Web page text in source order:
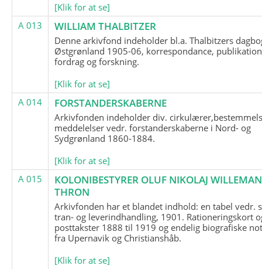
[Klik for at se]
A 013
WILLIAM THALBITZER
Denne arkivfond indeholder bl.a. Thalbitzers
Østgrønland 1905-06, korrespondance,
fordrag og forskning.
[Klik for at se]
A 014
FORSTANDERSKABERNE
Arkivfonden indeholder div.
meddelelser vedr. forstanderskaberne i Nord- og
Sydgrønland 1860-1884.
[Klik for at se]
A 015
KOLONIBESTYRER OLUF NIKOLAJ
THRON
Arkivfonden har et blandet indhold: en tabel vedr.
tran- og leverindhandling, 1901. Rationeringskort
posttakster 1888 til 1919 og endelig biografiske
fra Upernavik og Christianshåb.
[Klik for at se]